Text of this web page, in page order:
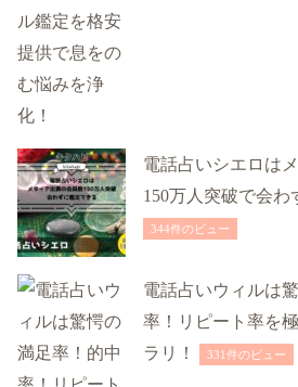
電話占いシエロは
150万人突破で会わ
344件のビュー
電話占いウィルは
率！リピート率を
ラリ！
331件のビュー